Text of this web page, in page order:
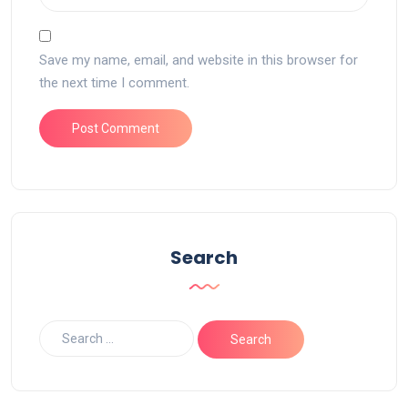
Save my name, email, and website in this browser for
the next time I comment.
Search